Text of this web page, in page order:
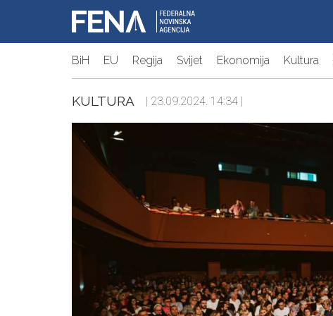
BiH EU Regija Svijet Ekonomija Kultura
KULTURA | 23.09.2024. 14:34 |